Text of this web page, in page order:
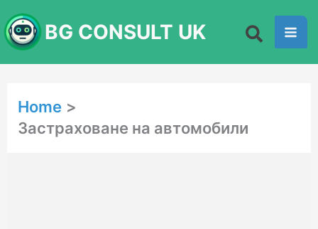
to
content
BG CONSULT UK
Home
Застраховане на автомобили